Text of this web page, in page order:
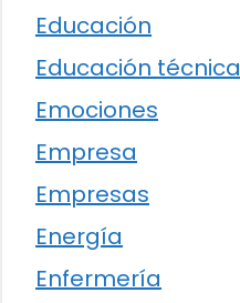
Educación
Educación técnica
Emociones
Empresa
Empresas
Energía
Enfermería